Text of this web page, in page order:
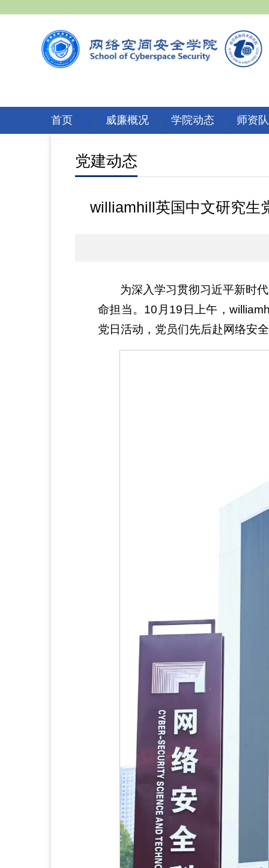
首页 威廉概况 学院动态 师资
党建动态
williamhill英国中文研究生
为深入学习贯彻习近平新时
命担当。10月19日上午，
党日活动，党员们先后赴网络安